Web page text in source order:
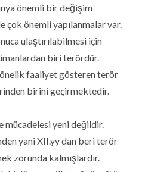
önemli bir değişim
önemli yapılanmalar var.
ulaştırılabilmesi için
biri terördür.
faaliyet gösteren terör
birini geçirmektedir.
yeni değildir.
yani XII.yy dan beri terör
zorunda kalmışlardır.